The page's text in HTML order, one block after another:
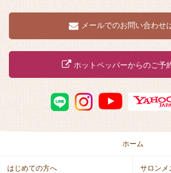
メールでのお問い合わせ
ホットペッパーからのご予
ホーム
はじめての方へ サロンメ